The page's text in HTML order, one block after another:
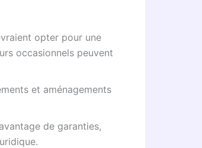
opter pour une
occasionnels peuvent
et aménagements
de garanties,